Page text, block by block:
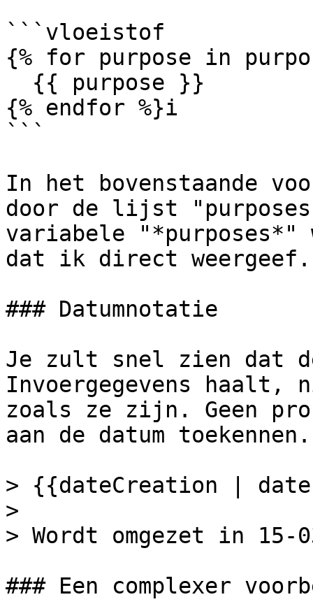
```vloeistof
{% for purpose in
{% endfor %}i
```
In het bovenstaande
door de lijst
variabele
dat ik direct weergeef.
### Datumnotatie
Je zult snel zien dat
Invoergegevens haalt,
zoals ze zijn. Geen
aan de datum toekennen.
> {{dateCreation | date:
>
> Wordt omgezet in 15-
### Een complexer